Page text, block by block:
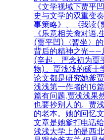
《文学视域下贾平
史与文学的双重变
事策略》、《我读(
《乐意相关禽对语
(贾平凹)〈暂坐〉
背后的精神之光——
(辛起、严念初为贾
物)。贾浅浅的硕士
论文都是研究她爹
浅浅第一作者的16
篇有问题,贾浅浅果
也要抄别人的。贾
的老本。她的回忆
文章是她爹打电话
浅浅大学上的是西